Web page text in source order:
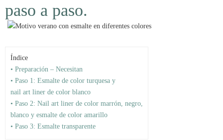
paso a paso.
Índice
• Preparación – Necesitan
• Paso 1: Esmalte de color turquesa y
nail art liner de color blanco
• Paso 2: Nail art liner de color marrón, negro,
blanco y esmalte de color amarillo
• Paso 3: Esmalte transparente